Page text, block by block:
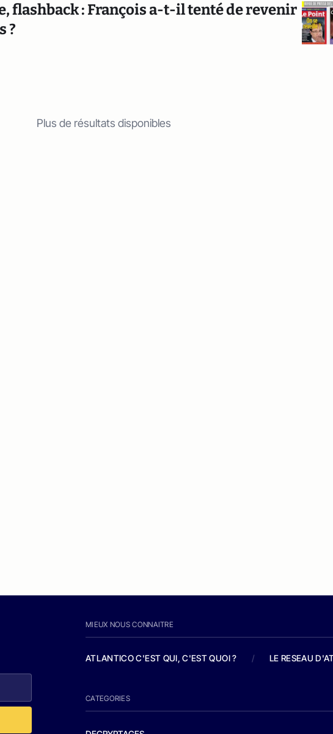
flashback : François a-t-il tenté de revenir
?
Plus de résultats disponibles
MIEUX NOUS CONNAITRE
ATLANTICO C'EST QUI, C'EST QUOI ? / LE RESEAU
CATEGORIES